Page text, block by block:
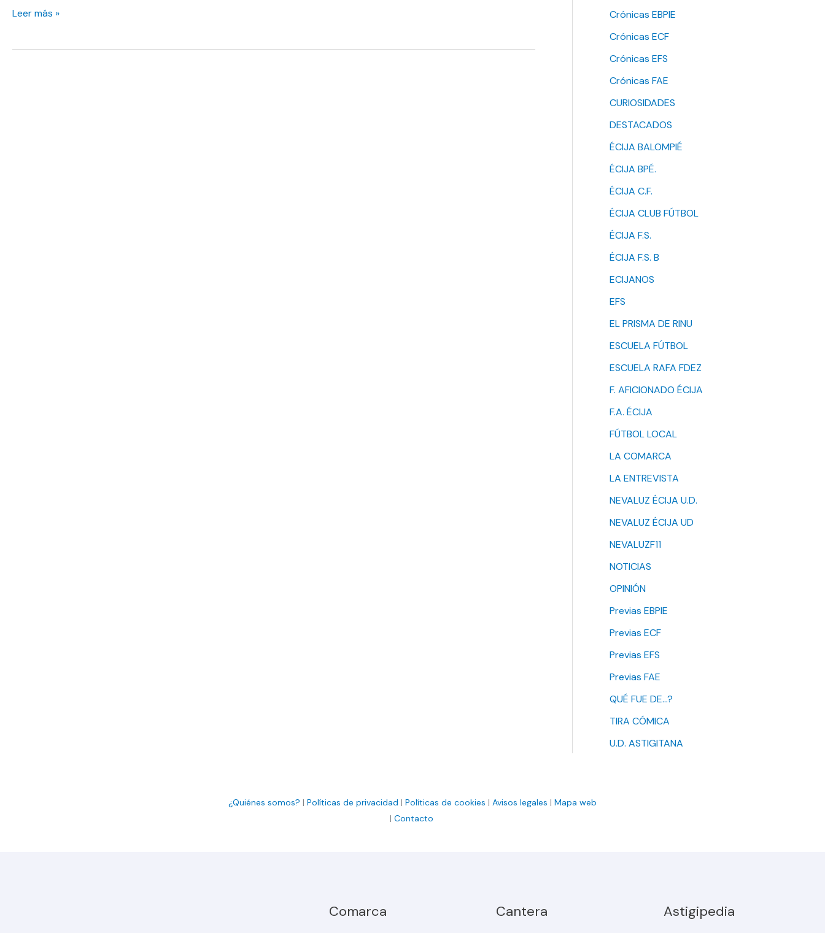
perder
El
UD
Leer más »
Crónicas EBPIE
Crónicas ECF
Crónicas EFS
Crónicas FAE
CURIOSIDADES
DESTACADOS
ÉCIJA BALOMPIÉ
ÉCIJA BPÉ.
ÉCIJA C.F.
ÉCIJA CLUB FÚTBOL
ÉCIJA F.S.
ÉCIJA F.S. B
ECIJANOS
EFS
EL PRISMA DE RINU
ESCUELA FÚTBOL
ESCUELA RAFA FDEZ
F. AFICIONADO ÉCIJA
F.A. ÉCIJA
FÚTBOL LOCAL
LA COMARCA
LA ENTREVISTA
NEVALUZ ÉCIJA U.D.
NEVALUZ ÉCIJA UD
NEVALUZF11
NOTICIAS
OPINIÓN
Previas EBPIE
Previas ECF
Previas EFS
Previas FAE
QUÉ FUE DE…?
TIRA CÓMICA
U.D. ASTIGITANA
¿Quiénes somos? | Políticas de privacidad | Políticas de cookies | Avisos legales | Mapa web
| Contacto
Comarca Cantera Astigipedia